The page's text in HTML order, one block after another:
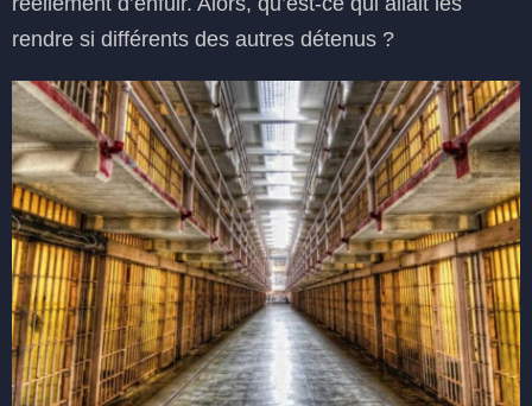
rendre si différents des autres détenus ?